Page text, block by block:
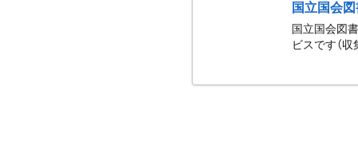
国立国会
国立国会図
ビスです（